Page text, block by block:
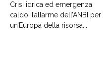
Crisi idrica ed emergenza
caldo: l’allarme dell’ANBI per
un’Europa della risorsa...